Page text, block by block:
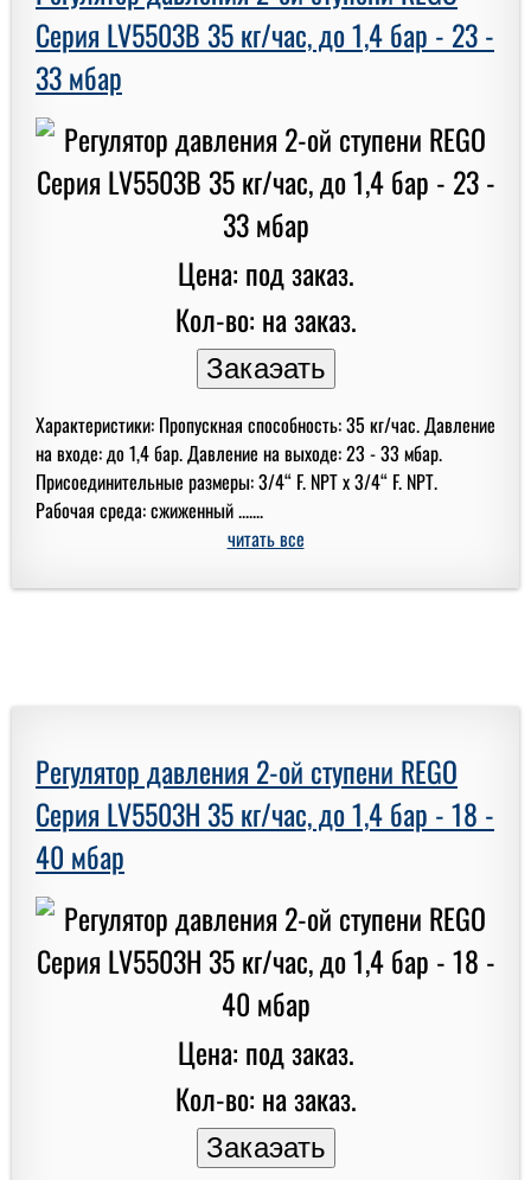
Серия LV5503B 35 кг/час, до 1,4 бар - 23 -
33 мбар
Цена: под заказ.
Кол-во: на заказ.
Характеристики: Пропускная способность: 35 кг/час. Давление
на входе: до 1,4 бар. Давление на выходе: 23 - 33 мбар.
Присоединительные размеры: 3/4“ F. NPT x 3/4“ F. NPT.
Рабочая среда: сжиженный .......
читать все
Регулятор давления 2-ой ступени REGO
Серия LV5503H 35 кг/час, до 1,4 бар - 18 -
40 мбар
Цена: под заказ.
Кол-во: на заказ.